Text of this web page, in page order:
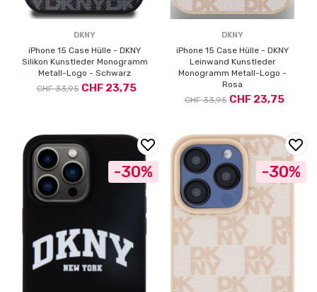
DKNY
iPhone 15 Case Hülle - DKNY
Silikon Kunstleder Monogramm
Metall-Logo - Schwarz
CHF 33,95CHF 23,75
DKNY
iPhone 15 Case Hülle - DKNY
Leinwand Kunstleder
Monogramm Metall-Logo -
Rosa
CHF 33,95CHF 23,75
-30% -30%